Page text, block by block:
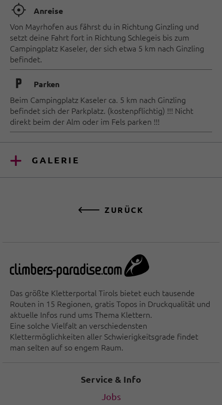
🞞 Anreise
Von Mayrhofen aus fährst du in Richtung Ginzling und
setzt deine Fahrt fort in Richtung Schlegeis bis zum
Campingplatz Kaseler, der sich etwa 5 km nach Ginzling
befindet.
🐈 Parken
Beim Campingplatz Kaseler ca. 5 km nach Ginzling
befindet sich der Parkplatz. (kostenpflichtig) !!! Nicht
direkt beim der Alm oder im Fels parken !!!
GALERIE
ZURÜCK
Das größte Kletterportal Tirols bietet euch tausende
Routen in 15 Regionen, gratis Topos in Druckqualität und
aktuelle Infos rund ums Thema Klettern.
Eine solche Vielfalt an verschiedensten
Klettermöglichkeiten aller Schwierigkeitsgrade findet
man selten auf so engem Raum.
Service & Info
Jobs